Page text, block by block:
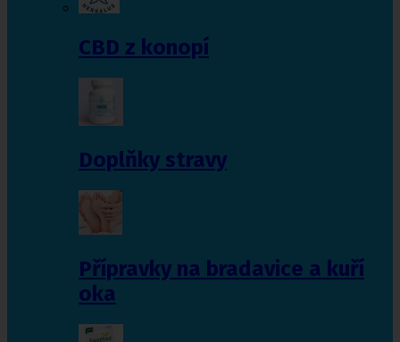
CBD z konopí
Doplňky stravy
Přípravky na bradavice a kuří
oka